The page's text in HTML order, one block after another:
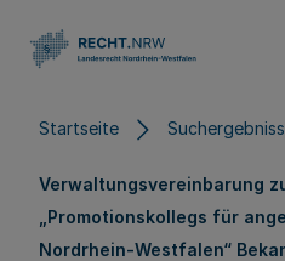
Startseite
Verwaltungsvereinbarung
„Promotionskollegs für
Nordrhein-Westfalen“